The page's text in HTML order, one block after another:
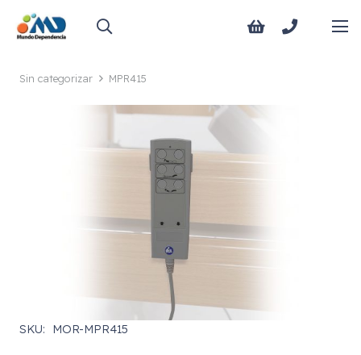
Sin categorizar MPR415
SKU: MOR-MPR415